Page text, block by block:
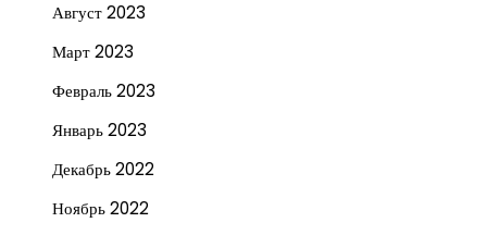
Август 2023
Март 2023
Февраль 2023
Январь 2023
Декабрь 2022
Ноябрь 2022